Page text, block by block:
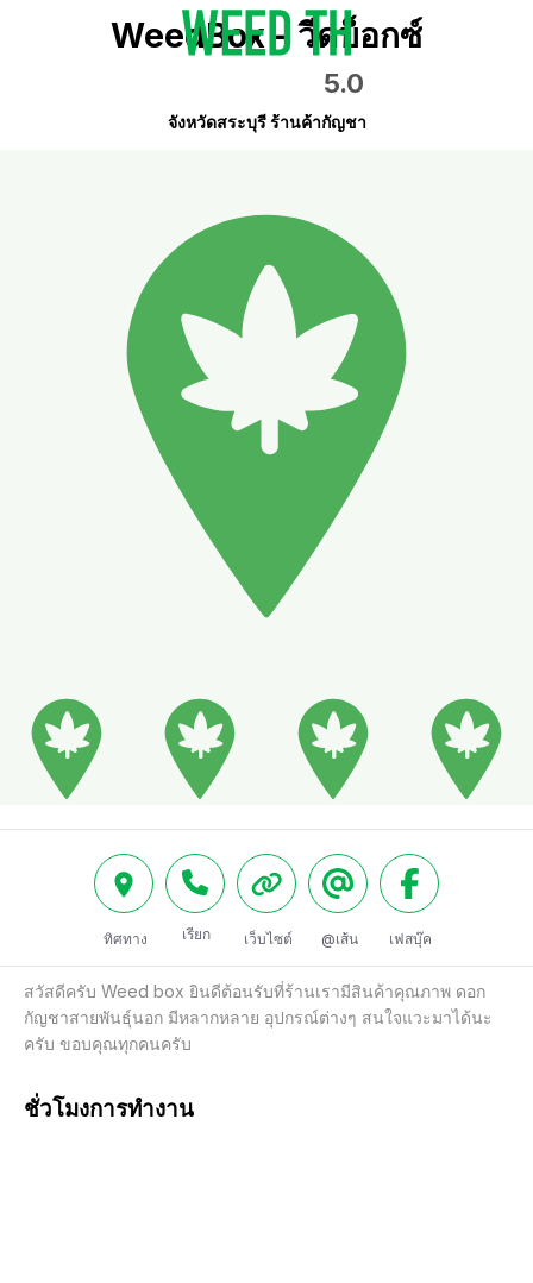
WeedBox - วีดบ็อกซ์
5.0
จังหวัดสระบุรี ร้านค้ากัญชา
ทิศทาง เรียก เว็บไซต์ @เส้น เฟสบุ๊ค
สวัสดีครับ Weed box ยินดีต้อนรับที่ร้านเรามีสินค้าคุณภาพ ดอก
กัญชาสายพันธุ์นอก มีหลากหลาย อุปกรณ์ต่างๆ สนใจแวะมาได้นะ
ครับ ขอบคุณทุกคนครับ
ชั่วโมงการทำงาน